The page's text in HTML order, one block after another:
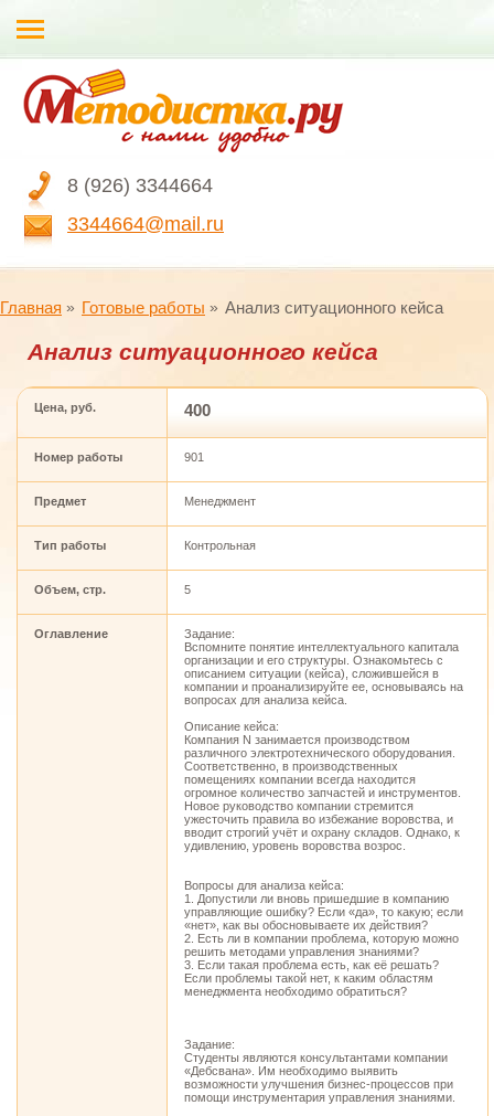
8 (926) 3344664
3344664@mail.ru
Главная Готовые работы Анализ ситуационного кейса
Анализ ситуационного кейса
Цена, руб. 400
Номер работы 901
Предмет Менеджмент
Тип работы Контрольная
Объем, стр. 5
Оглавление
Задание:
Вспомните понятие интеллектуального капитала
организации и его структуры. Ознакомьтесь с
описанием ситуации (кейса), сложившейся в
компании и проанализируйте ее, основываясь на
вопросах для анализа кейса.
Описание кейса:
Компания N занимается производством
различного электротехнического оборудования.
Соответственно, в производственных
помещениях компании всегда находится
огромное количество запчастей и инструментов.
Новое руководство компании стремится
ужесточить правила во избежание воровства, и
вводит строгий учёт и охрану складов. Однако, к
удивлению, уровень воровства возрос.
Вопросы для анализа кейса:
1. Допустили ли вновь пришедшие в компанию
управляющие ошибку? Если «да», то какую; если
«нет», как вы обосновываете их действия?
2. Есть ли в компании проблема, которую можно
решить методами управления знаниями?
3. Если такая проблема есть, как её решать?
Если проблемы такой нет, к каким областям
менеджмента необходимо обратиться?
Задание:
Студенты являются консультантами компании
«Дебсвана». Им необходимо выявить
возможности улучшения бизнес-процессов при
помощи инструментария управления знаниями.